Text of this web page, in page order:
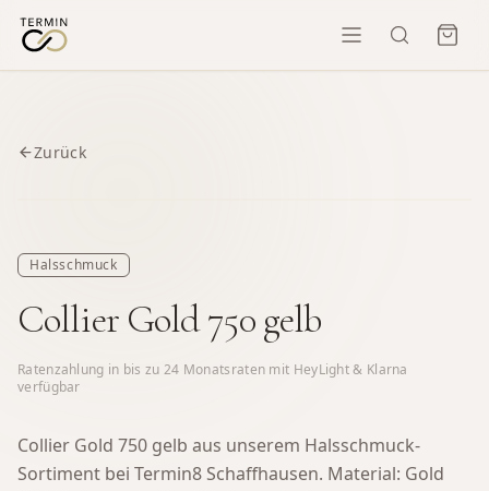
Zurück
Halsschmuck
Collier Gold 750 gelb
Ratenzahlung in bis zu 24 Monatsraten mit HeyLight & Klarna
verfügbar
Collier Gold 750 gelb aus unserem Halsschmuck-
Sortiment bei Termin8 Schaffhausen. Material: Gold